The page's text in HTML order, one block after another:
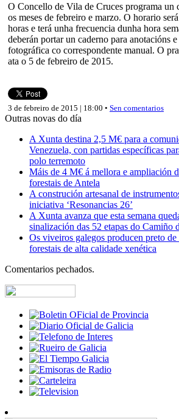
O Concello de Vila de Cruces programa un
os meses de febreiro e marzo. O horario
horas e terá unha frecuencia dunha hora
deberán portar un caderno para anotacións e
fotográfica co correspondente manual. O
ata o 5 de febreiro de 2015.
3 de febreiro de 2015 | 18:00 • Sen comentarios
Outras novas do día
A Xunta destina 2,5 M€ para a
Venezuela, con partidas específicas
polo terremoto
Máis de 4 M€ á mellora e ampliación
forestais de Antela
A construción artesanal de
iniciativa ‘Resonancias 26’
A Xunta avanza que esta semana
sinalización das 52 etapas do Camiño
Os viveiros galegos producen preto
forestais de alta calidade xenética
Comentarios pechados.